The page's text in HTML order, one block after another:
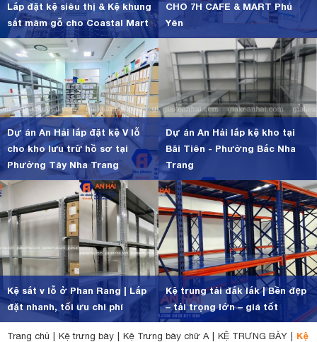
Lắp đặt kệ siêu thị & Kệ khung
sắt mâm gỗ cho Coastal Mart
CHO 7H CAFE & MART Phú
Yên
Dự án An Hải lắp đặt kệ V lỗ
cho kho lưu trữ hồ sơ tại
Phường Tây Nha Trang
Dự án An Hải lắp kệ kho tại
Bãi Tiên - Phường Bắc Nha
Trang
Kệ sắt v lỗ ở Phan Rang | Lắp
đặt nhanh, tối ưu chi phí
Kệ trung tải đắk lắk | Bền đẹp
– tải trọng lớn – giá tốt
Trang chủ Kệ trưng bày Kệ Trưng bày chữ A KỆ TRƯNG BÀY
Kệ